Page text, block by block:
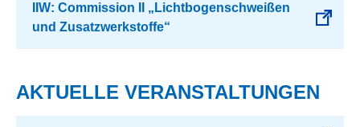
IIW: Commission II „Lichtbogenschweißen
und Zusatzwerkstoffe“
AKTUELLE VERANSTALTUNGEN